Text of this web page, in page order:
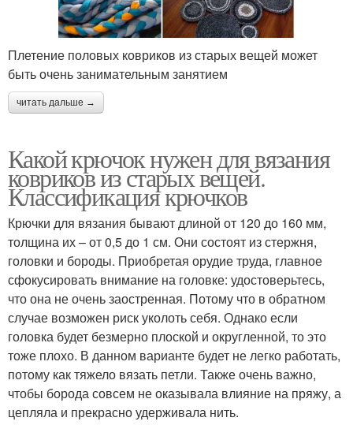
Прямоугольный коврик Коврик из футболок
Коврик из косичек Круглый коврик
Красивые коврики Разные коврики
Круглые коврики Овальный коврик
Коврики из тряпок Коврики из футболок
Плетение половых ковриков из старых вещей может
быть очень занимательным занятием
читать дальше →
Какой крючок нужен для вязания
ковриков из старых вещей.
Классификация крючков
Крючки для вязания бывают длиной от 120 до 160 мм,
толщина их – от 0,5 до 1 см. Они состоят из стержня,
головки и бороды. Приобретая орудие труда, главное
сфокусировать внимание на головке: удостоверьтесь,
что она не очень заостренная. Потому что в обратном
случае возможен риск уколоть себя. Однако если
головка будет безмерно плоской и округленной, то это
тоже плохо. В данном варианте будет не легко работать,
потому как тяжело вязать петли. Также очень важно,
чтобы борода совсем не оказывала влияние на пряжу, а
цепляла и прекрасно удерживала нить.